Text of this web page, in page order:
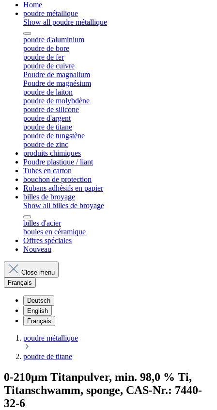
Home
poudre métallique
Show all poudre métallique
poudre d'aluminium
poudre de bore
poudre de fer
poudre de cuivre
Poudre de magnalium
Poudre de magnésium
poudre de laiton
poudre de molybdène
poudre de silicone
poudre d'argent
poudre de titane
poudre de tungstène
poudre de zinc
produits chimiques
Poudre plastique / liant
Tubes en carton
bouchon de protection
Rubans adhésifs en papier
billes de broyage
Show all billes de broyage
billes d'acier
boules en céramique
Offres spéciales
Nouveau
Close menu
Français
Deutsch
English
Français
poudre métallique
poudre de titane
0-210µm Titanpulver, min. 98,0 % Ti,
Titanschwamm, sponge, CAS-Nr.: 7440-
32-6